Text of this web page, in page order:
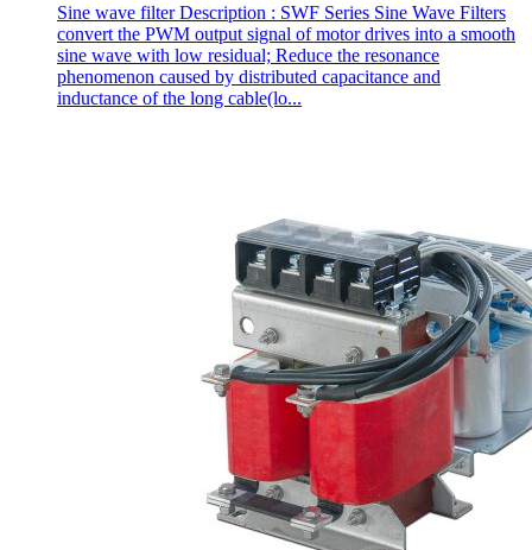
Sine wave filter Description : SWF Series Sine Wave Filters
convert the PWM output signal of motor drives into a smooth
sine wave with low residual; Reduce the resonance
phenomenon caused by distributed capacitance and
inductance of the long cable(lo...